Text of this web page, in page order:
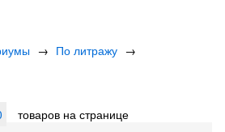
→ По литражу →
товаров на странице